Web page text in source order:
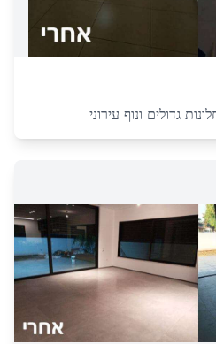
גדולים ונוף עירוני